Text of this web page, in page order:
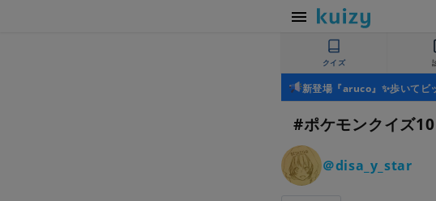
クイズ
新登場『aruco』✨歩いてビ
#ポケモンクイズ10
＠disa_y_star